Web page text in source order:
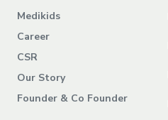
Medikids
Career
CSR
Our Story
Founder & Co Founder